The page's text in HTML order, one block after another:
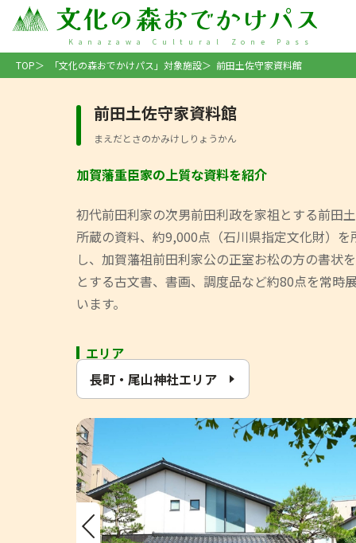
文化の森おでかけパス
Kanazawa Cultural Zone Pass
TOP 「文化の森おでかけパス」対象施設 前田土佐守家資料館
前田土佐守家資料館
加賀藩重臣家の上質な資料を紹介
初代前田利家の次男前田利政を家祖とする前田
所蔵の資料、約9,000点（石川県指定文化財）を
し、加賀藩祖前田利家公の正室お松の方の書状
とする古文書、書画、調度品など約80点を常時
います。
エリア
長町・尾山神社エリア
Previous